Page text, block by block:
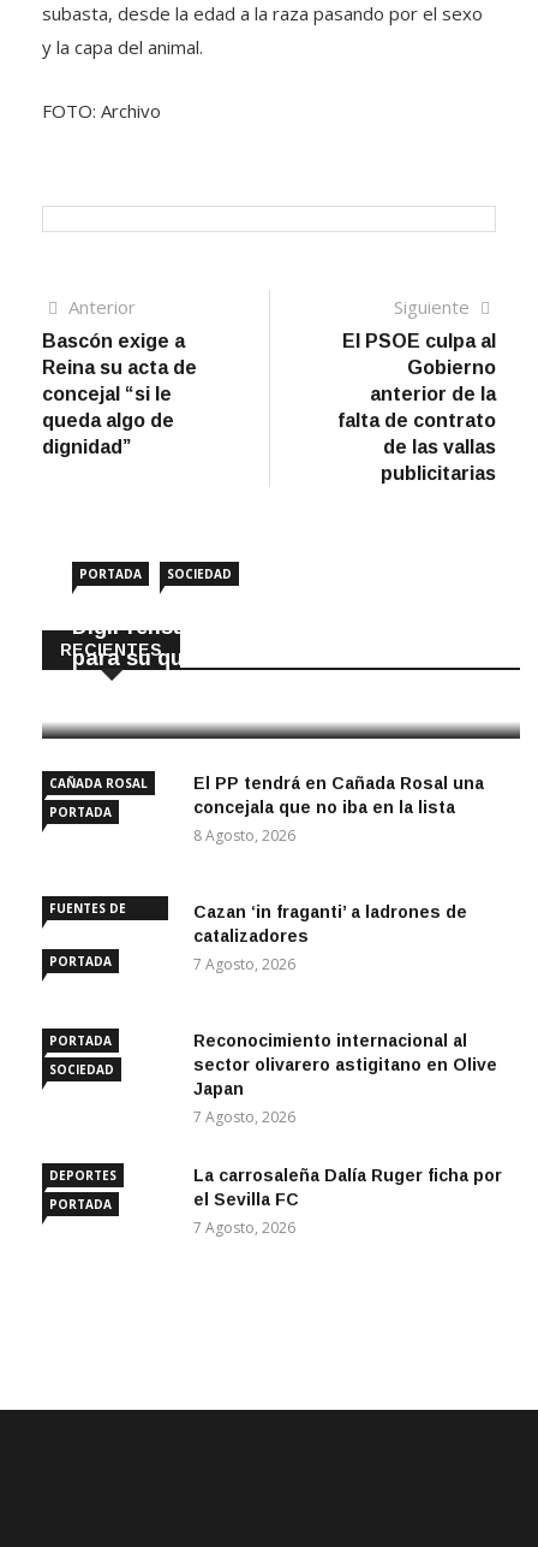
subasta, desde la edad a la raza pasando por el sexo
y la capa del animal.
FOTO: Archivo
Navegación
de
entradas
AnteriorArtículo
anterior
Bascón exige a
Reina su acta de
concejal “si le
queda algo de
dignidad”
Siguiente
El PSOE culpa al
Gobierno
anterior de la
falta de contrato
de las vallas
publicitarias
RECIENTES
PORTADA SOCIEDAD
DigiPrensa selecciona a Écija al Día
para su quiosco mundial
CAÑADA ROSAL
PORTADA
El PP tendrá en Cañada Rosal una
concejala que no iba en la lista
8 Agosto, 2026
FUENTES DE
PORTADA
Cazan ‘in fraganti’ a ladrones de
catalizadores
7 Agosto, 2026
PORTADA
SOCIEDAD
Reconocimiento internacional al
sector olivarero astigitano en Olive
Japan
7 Agosto, 2026
DEPORTES
PORTADA
La carrosaleña Dalía Ruger ficha por
el Sevilla FC
7 Agosto, 2026